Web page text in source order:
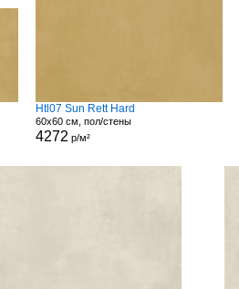
Htl07 Sun Rett Hard
60x60 см, пол/стены
4272 р/м²